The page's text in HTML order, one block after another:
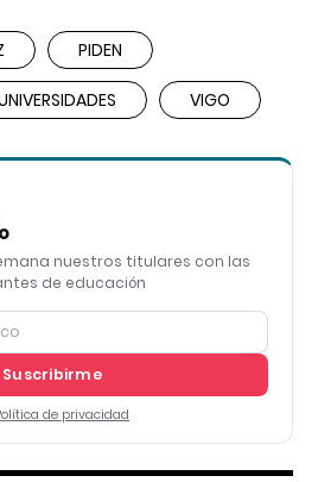
PIDEN
VIGO
nuestros titulares con las
de educación
Suscribirme
de privacidad